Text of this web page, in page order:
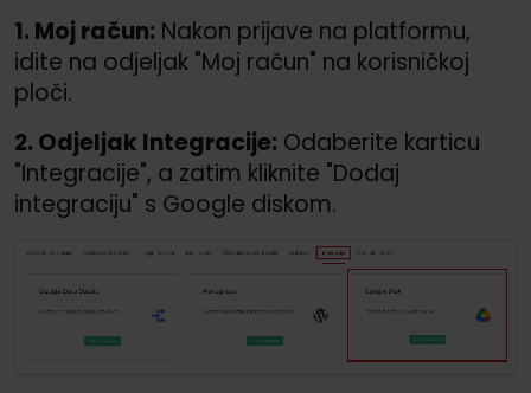
1. Moj račun: Nakon prijave na platformu,
idite na odjeljak "Moj račun" na korisničkoj
ploči.
2. Odjeljak Integracije: Odaberite karticu
"Integracije", a zatim kliknite "Dodaj
integraciju" s Google diskom.